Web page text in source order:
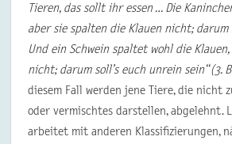
Tieren, das sollt ihr essen … Die
aber sie spalten die Klauen nicht;
Und ein Schwein spaltet wohl die
nicht; darum soll’s euch unrein sein“(3.
diesem Fall werden jene Tiere, die nicht
oder vermischtes darstellen, abgelehnt.
arbeitet mit anderen Klassifizierungen,